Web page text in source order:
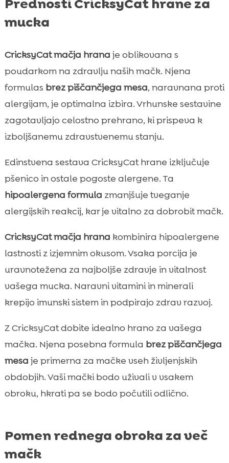
mucka
CricksyCat mačja hrana je oblikovana s
poudarkom na zdravlju naših mačk. Njena
formulas brez piščančjega mesa, naravnana proti
alergijam, je optimalna izbira. Vrhunske sestavine
zagotavljajo celostno prehrano, ki prispeva k
izboljšanemu zdravstvenemu stanju.
Edinstvena sestava CricksyCat hrane izključuje
pšenico in ostale pogoste alergene. Ta
hipoalergena formula zmanjšuje tveganje
alergijskih reakcij, kar je vitalno za dobrobit mačk.
CricksyCat mačja hrana kombinira hipoalergene
lastnosti z izjemnim okusom. Vsaka porcija je
uravnotežena za najboljše zdravje in vitalnost
vašega mucka. Naravni vitamini in minerali
krepijo imunski sistem in podpirajo zdrav razvoj.
Z CricksyCat dobite idealno hrano za vašega
mačka. Njena posebna formula brez piščančjega
mesa je primerna za mačke vseh življenjskih
obdobjih. Vaši mački bodo uživali v vsakem
obroku, hkrati pa se bodo počutili odlično.
Pomen rednega obroka za več
mačk